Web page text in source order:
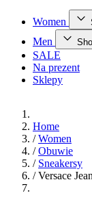
Women
Men
SALE
Na prezent
Sklepy
Home
/ Women
/ Obuwie
/ Sneakersy
/ Versace